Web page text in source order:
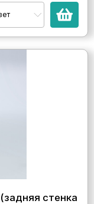
стенка